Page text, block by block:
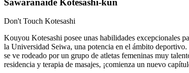
Sawaranaide Kotesashi-kun
Don't Touch Kotesashi
Kouyou Kotesashi posee unas habilidades excepcionales
la Universidad Seiwa, una potencia en el ámbito
se ve rodeado por un grupo de atletas femeninas muy
residencia y terapia de masajes, ¡comienza un nuevo